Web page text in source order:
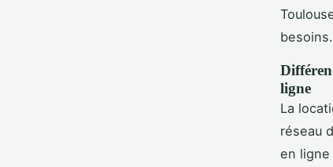
besoins.
ligne
La
réseau
en